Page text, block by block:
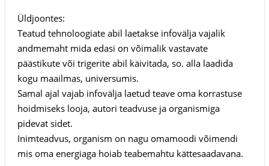
Üldjoontes:
Teatud tehnoloogiate abil laetakse infovälja vajalik
andmemaht mida edasi on võimalik vastavate
päästikute või trigerite abil käivitada, so. alla laadida
kogu maailmas, universumis.
Samal ajal vajab infovälja laetud teave oma korrastuse
hoidmiseks looja, autori teadvuse ja organismiga
pidevat sidet.
Inimteadvus, organism on nagu omamoodi võimendi
mis oma energiaga hoiab teabemahtu kättesaadavana.